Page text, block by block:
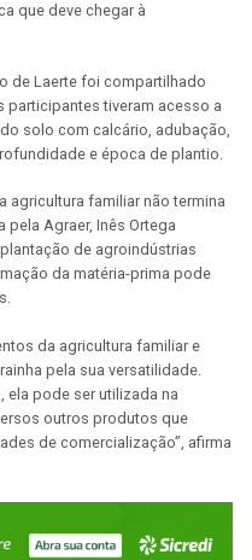
que deve chegar à
de Laerte foi compartilhado
participantes tiveram acesso a
solo com calcário, adubação,
e época de plantio.
agricultura familiar não termina
Agraer, Inês Ortega
de agroindústrias
da matéria-prima pode
da agricultura familiar e
pela sua versatilidade.
ela pode ser utilizada na
outros produtos que
de comercialização”, afirma